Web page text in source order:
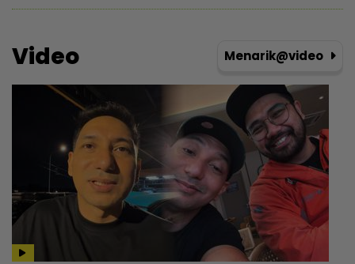
Video Menarik@video